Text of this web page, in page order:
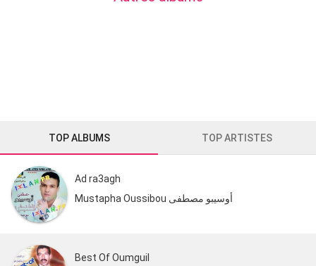
TOP ALBUMS TOP ARTISTES
Ad ra3agh
Mustapha Oussibou أوسيبو مصطفى
Best Of Oumguil